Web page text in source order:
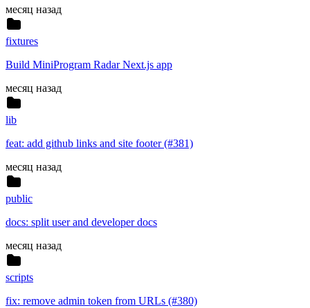
месяц назад
fixtures
Build MiniProgram Radar Next.js app
месяц назад
lib
feat: add github links and site footer (#381)
месяц назад
public
docs: split user and developer docs
месяц назад
scripts
fix: remove admin token from URLs (#380)